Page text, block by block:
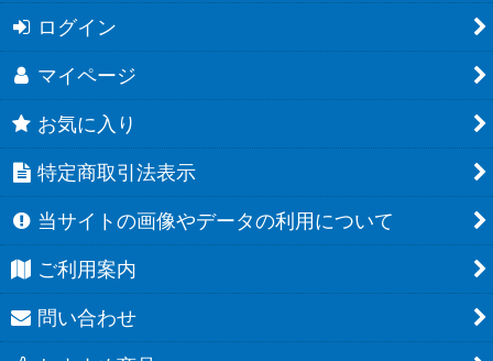
ログイン
マイページ
お気に入り
特定商取引法表示
当サイトの画像やデータの利用について
ご利用案内
問い合わせ